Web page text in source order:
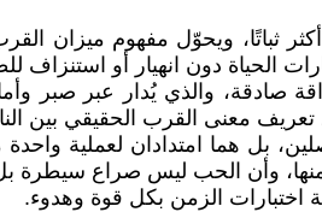
ثباتًا، ويحوّل مفهوم ميزان
الحياة دون انهيار أو استنزاف
صادقة، والذي يُدار عبر صبر
تعريف معنى القرب الحقيقي بين
بل هما امتدادان لعملية
وأن الحب ليس صراع سيطرة
اختبارات الزمن بكل قوة وهدوء.